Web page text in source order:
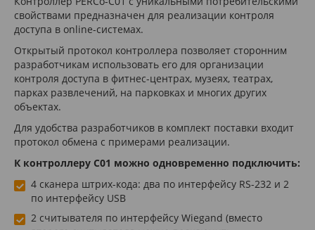
свойствами предназначен для реализации контроля
доступа в online-системах.
Открытый протокол контроллера позволяет сторонним
разработчикам использовать его для организации
контроля доступа в фитнес-центрах, музеях, театрах,
парках развлечений, на парковках и многих других
объектах.
Для удобства разработчиков в комплект поставки входит
протокол обмена c примерами реализации.
К контроллеру C01 можно одновременно подключить:
4 сканера штрих-кода: два по интерфейсу RS-232 и 2
по интерфейсу USB
2 считывателя по интерфейсу Wiegand (вместо